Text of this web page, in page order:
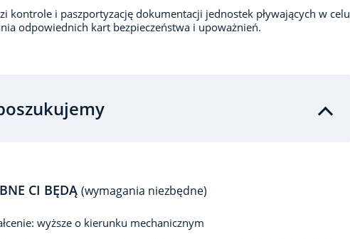
kontrole i paszportyzację dokumentacji jednostek pływających w celu
odpowiednich kart bezpieczeństwa i upoważnień.
CI BĘDĄ (wymagania niezbędne)
wyższe o kierunku mechanicznym